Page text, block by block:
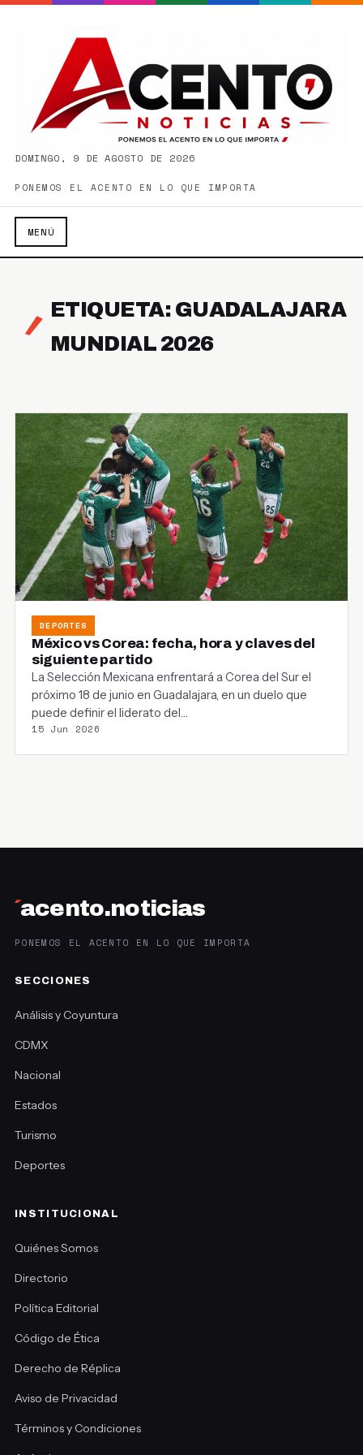
DOMINGO, 9 DE AGOSTO DE 2026
PONEMOS EL ACENTO EN LO QUE IMPORTA
MENÚ
ETIQUETA: GUADALAJARA
MUNDIAL 2026
DEPORTES
México vs Corea: fecha, hora y claves del
siguiente partido
La Selección Mexicana enfrentará a Corea del Sur el
próximo 18 de junio en Guadalajara, en un duelo que
puede definir el liderato del…
15 Jun 2026
´acento.noticias
PONEMOS EL ACENTO EN LO QUE IMPORTA
SECCIONES
Análisis y Coyuntura
CDMX
Nacional
Estados
Turismo
Deportes
INSTITUCIONAL
Quiénes Somos
Directorio
Política Editorial
Código de Ética
Derecho de Réplica
Aviso de Privacidad
Términos y Condiciones